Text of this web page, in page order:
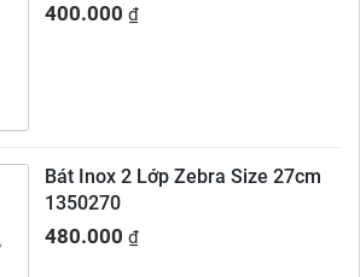
400.000 ₫
Bát Inox 2 Lớp Zebra Size 27cm
1350270
480.000 ₫